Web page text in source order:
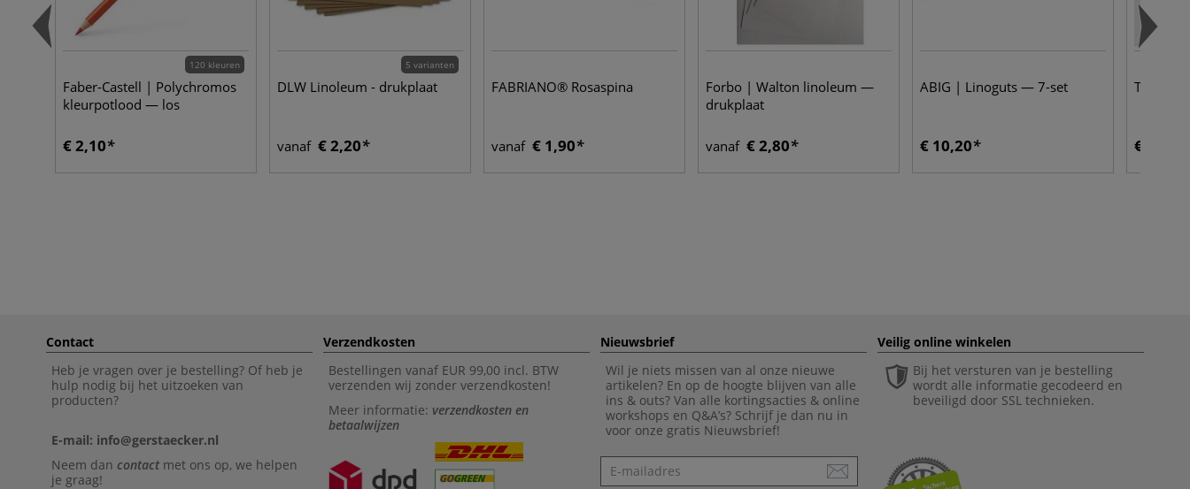
120 kleuren
Faber-Castell | Polychromos
kleurpotlood — los
€ 2,10
5 varianten
DLW Linoleum - drukplaat
vanaf € 2,20
FABRIANO® Rosaspina
vanaf € 1,90
Forbo | Walton linoleum —
drukplaat
vanaf € 2,80
ABIG | Linoguts — 7-set
€ 10,20
Tosa Shi
€ 1,80
Contact
Heb je vragen over je bestelling? Of heb je
hulp nodig bij het uitzoeken van
producten?
E-mail: info@gerstaecker.nl
Neem dan contactmet ons op, we helpen
je graag!
Verzendkosten
Bestellingen vanaf EUR 99,00 incl. BTW
verzenden wij zonder verzendkosten!
Meer informatie: verzendkosten en
betaalwijzen
Nieuwsbrief
Wil je niets missen van al onze nieuwe
artikelen? En op de hoogte blijven van alle
ins & outs? Van alle kortingsacties & online
workshops en Q&A’s? Schrijf je dan nu in
voor onze gratis Nieuwsbrief!
Nieuwsbrief
Veilig online winkelen
Bij het versturen van je bestelling
wordt alle informatie gecodeerd en
beveiligd door SSL technieken.